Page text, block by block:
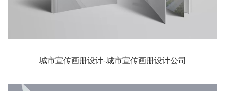
城市宣传画册设计-城市宣传画册设计公司